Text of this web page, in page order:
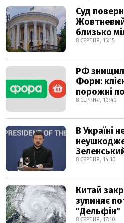
Суд
близько
8 СЕРПНЯ, 15:15
РФ
Фори:
порожні
8 СЕРПНЯ, 10:40
В Україні
8 СЕРПНЯ, 14:10
Китай
зупиняє
"Дельфін"
8 СЕРПНЯ, 17:10